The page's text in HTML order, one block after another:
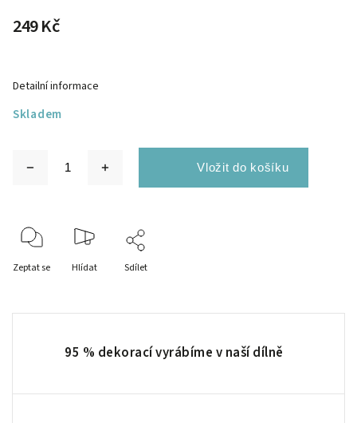
249 Kč
Skladem
Detailní informace
Zeptat se Hlídat Sdílet
95 % dekorací vyrábíme v naší dílně